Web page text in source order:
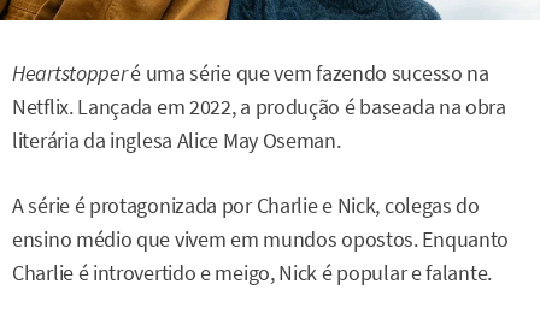
Heartstopperé uma série que vem fazendo sucesso na
Netflix. Lançada em 2022, a produção é baseada na obra
literária da inglesa Alice May Oseman.
A série é protagonizada por Charlie e Nick, colegas do
ensino médio que vivem em mundos opostos. Enquanto
Charlie é introvertido e meigo, Nick é popular e falante.